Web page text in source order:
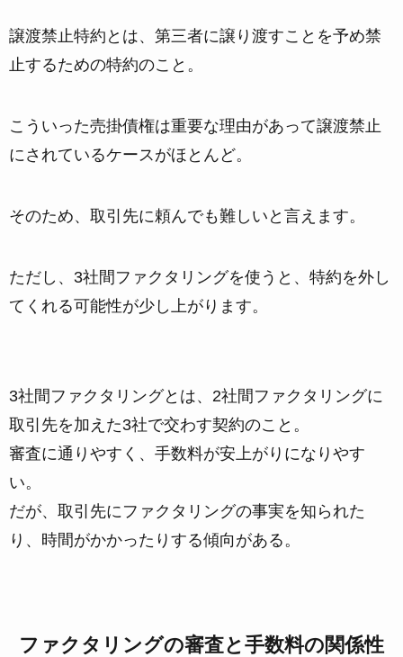
譲渡禁止特約とは、第三者に譲り渡すことを予め禁
止するための特約のこと。
こういった売掛債権は重要な理由があって譲渡禁止
にされているケースがほとんど。
そのため、取引先に頼んでも難しいと言えます。
ただし、 3社間ファクタリングを使うと、特約を外し
てくれる可能性が少し上がります。
3社間ファクタリングとは、2社間ファクタリングに
取引先を加えた3社で交わす契約のこと。
審査に通りやすく、手数料が安上がりになりやす
い。
だが、取引先にファクタリングの事実を知られた
り、時間がかかったりする傾向がある。
ファクタリングの審査と手数料の関係性